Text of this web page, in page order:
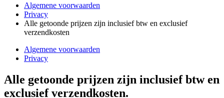
Algemene voorwaarden
Privacy
Alle getoonde prijzen zijn inclusief btw en exclusief
verzendkosten
Algemene voorwaarden
Privacy
Alle getoonde prijzen zijn inclusief btw en
exclusief verzendkosten.